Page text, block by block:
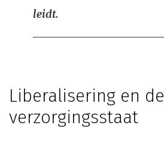
leidt.
Liberalisering en de
verzorgingsstaat